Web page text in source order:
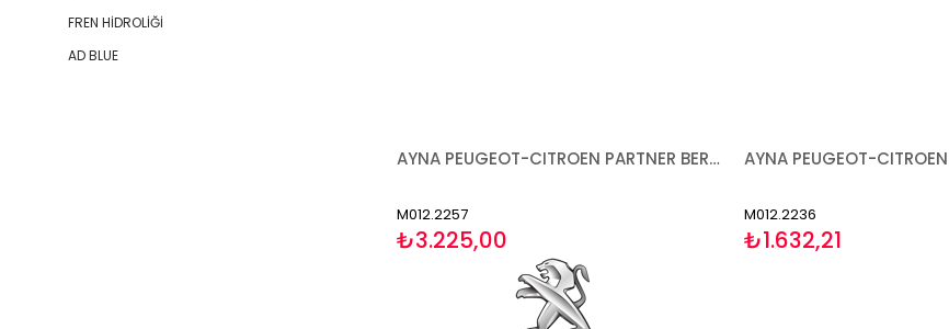
FREN HİDROLİĞİ
AD BLUE
AYNA PEUGEOT-CITROEN PARTNER BERLİNGO 2013-2018 ELEKTRİKLİ ISITMALI SENSÖRLÜ SAĞ
M012.2257
₺3.225,00
M012.2236
₺1.632,21